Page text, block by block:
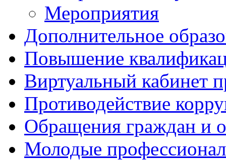
Мероприятия
Дополнительное
Повышение
Виртуальный кабинет
Противодействие
Обращения граждан и
Молодые